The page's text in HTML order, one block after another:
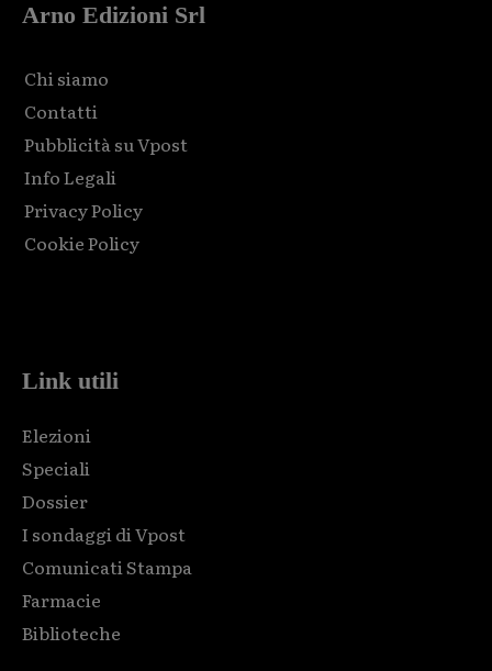
Arno Edizioni Srl
Chi siamo
Contatti
Pubblicità su Vpost
Info Legali
Privacy Policy
Cookie Policy
Link utili
Elezioni
Speciali
Dossier
I sondaggi di Vpost
Comunicati Stampa
Farmacie
Biblioteche